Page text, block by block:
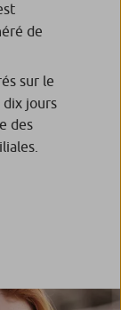
de
sur le
dix jours
des